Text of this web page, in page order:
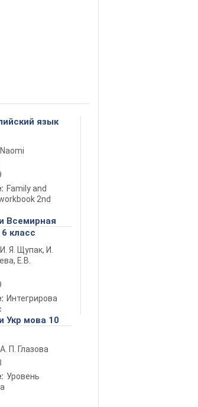
язык
Naomi
Family and
2nd
Всемирная
класс
И. Я. Щупак, И.
Е.В.
Интегрирова
Укр мова 10
А. П. Глазова
Уровень